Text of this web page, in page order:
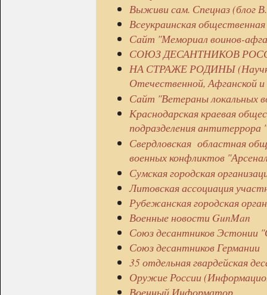
Выживи сам. Спецназ (блог
Всеукраинская
Сайт "Мемориал воинов-
СОЮЗ ДЕСАНТНИКОВ
НА СТРАЖЕ РОДИНЫ (Научно-
Отечественной, Афганской
Сайт "Ветераны локальных
Краснодарская краевая
подразделения
Свердловская областная
военных конфликтов
Сумская городская
Литовская ассоциация
Рубежанская городская
Военные новости GunMan
Союз десантников
Союз десантников Германии
35 отдельная гвардейская
Оружие России
Военный Информатор